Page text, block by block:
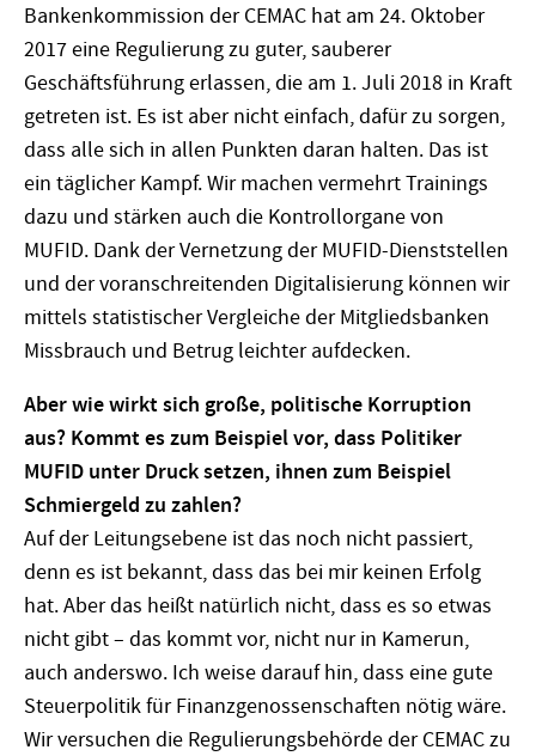
Bankenkommission der CEMAC hat am 24. Oktober
2017 eine Regulierung zu guter, sauberer
Geschäftsführung erlassen, die am 1. Juli 2018 in Kraft
getreten ist. Es ist aber nicht einfach, dafür zu sorgen,
dass alle sich in allen Punkten daran halten. Das ist
ein täglicher Kampf. Wir machen vermehrt Trainings
dazu und stärken auch die Kontrollorgane von
MUFID. Dank der Vernetzung der MUFID-Dienststellen
und der voranschreitenden Digitalisierung können wir
mittels statistischer Vergleiche der Mitgliedsbanken
Missbrauch und Betrug leichter aufdecken.
Aber wie wirkt sich große, politische Korruption
aus? Kommt es zum Beispiel vor, dass Politiker
MUFID unter Druck setzen, ihnen zum Beispiel
Schmiergeld zu zahlen?
Auf der Leitungsebene ist das noch nicht passiert,
denn es ist bekannt, dass das bei mir keinen Erfolg
hat. Aber das heißt natürlich nicht, dass es so etwas
nicht gibt – das kommt vor, nicht nur in Kamerun,
auch anderswo. Ich weise darauf hin, dass eine gute
Steuerpolitik für Finanzgenossenschaften nötig wäre.
Wir versuchen die Regulierungsbehörde der CEMAC zu